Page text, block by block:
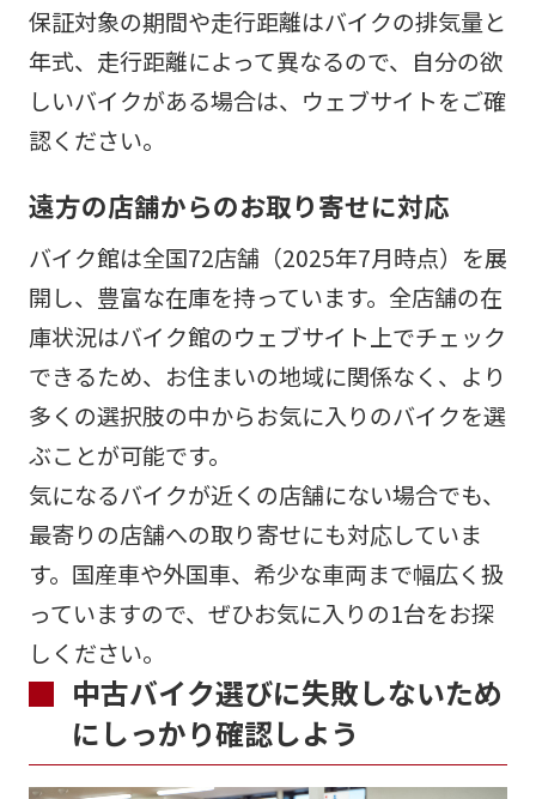
保証対象の期間や走行距離はバイクの排気量と
年式、走行距離によって異なるので、自分の欲
しいバイクがある場合は、ウェブサイトをご確
認ください。
遠方の店舗からのお取り寄せに対応
バイク館は全国72店舗（2025年7月時点）を展
開し、豊富な在庫を持っています。全店舗の在
庫状況はバイク館のウェブサイト上でチェック
できるため、お住まいの地域に関係なく、より
多くの選択肢の中からお気に入りのバイクを選
ぶことが可能です。
気になるバイクが近くの店舗にない場合でも、
最寄りの店舗への取り寄せにも対応していま
す。国産車や外国車、希少な車両まで幅広く扱
っていますので、ぜひお気に入りの1台をお探
しください。
中古バイク選びに失敗しないため
にしっかり確認しよう